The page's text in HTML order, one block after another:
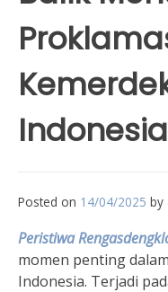
Indonesia
Posted on 14/04/2025 by
Peristiwa
momen penting
Indonesia. Terjadi